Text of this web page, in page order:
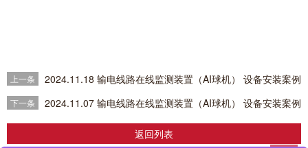
上一条 2024.11.18 输电线路在线监测装置（AI球机） 设备安装案例
下一条 2024.11.07 输电线路在线监测装置（AI球机） 设备安装案例
返回列表